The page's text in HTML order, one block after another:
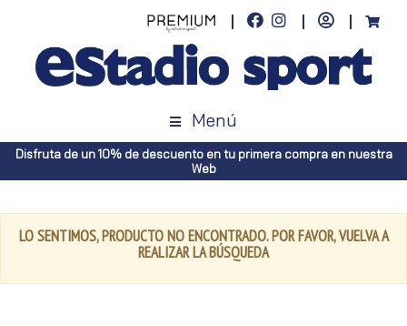
Menú
Disfruta de un 10% de descuento en tu primera compra en nuestra
Web
LO SENTIMOS, PRODUCTO NO ENCONTRADO. POR FAVOR, VUELVA A
REALIZAR LA BÚSQUEDA